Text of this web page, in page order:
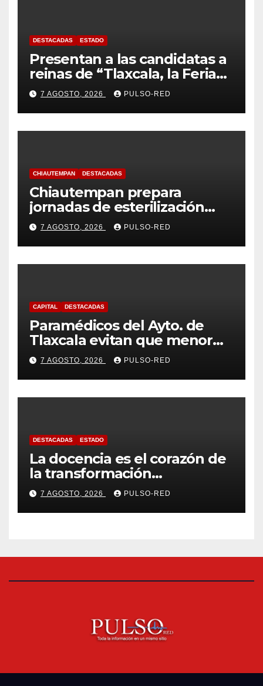
DESTACADAS ESTADO
Presentan a las candidatas a
reinas de “Tlaxcala, la Feria
de Ferias 2026: La Flor
Tlaxcalteca”
7 AGOSTO, 2026 PULSO-RED
CHIAUTEMPAN DESTACADAS
Chiautempan prepara
jornadas de esterilización
para perros y gatos
7 AGOSTO, 2026 PULSO-RED
CAPITAL DESTACADAS
Paramédicos del Ayto. de
Tlaxcala evitan que menor
sufra complicaciones por
hipotermia tras caer en una
cisterna
7 AGOSTO, 2026 PULSO-RED
DESTACADAS ESTADO
La docencia es el corazón de
la transformación
universitaria: Rector de la
UATx
7 AGOSTO, 2026 PULSO-RED